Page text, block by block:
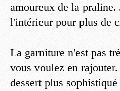
amoureux de la
l'intérieur pour plus de
La garniture n'est pas
vous voulez en
dessert plus